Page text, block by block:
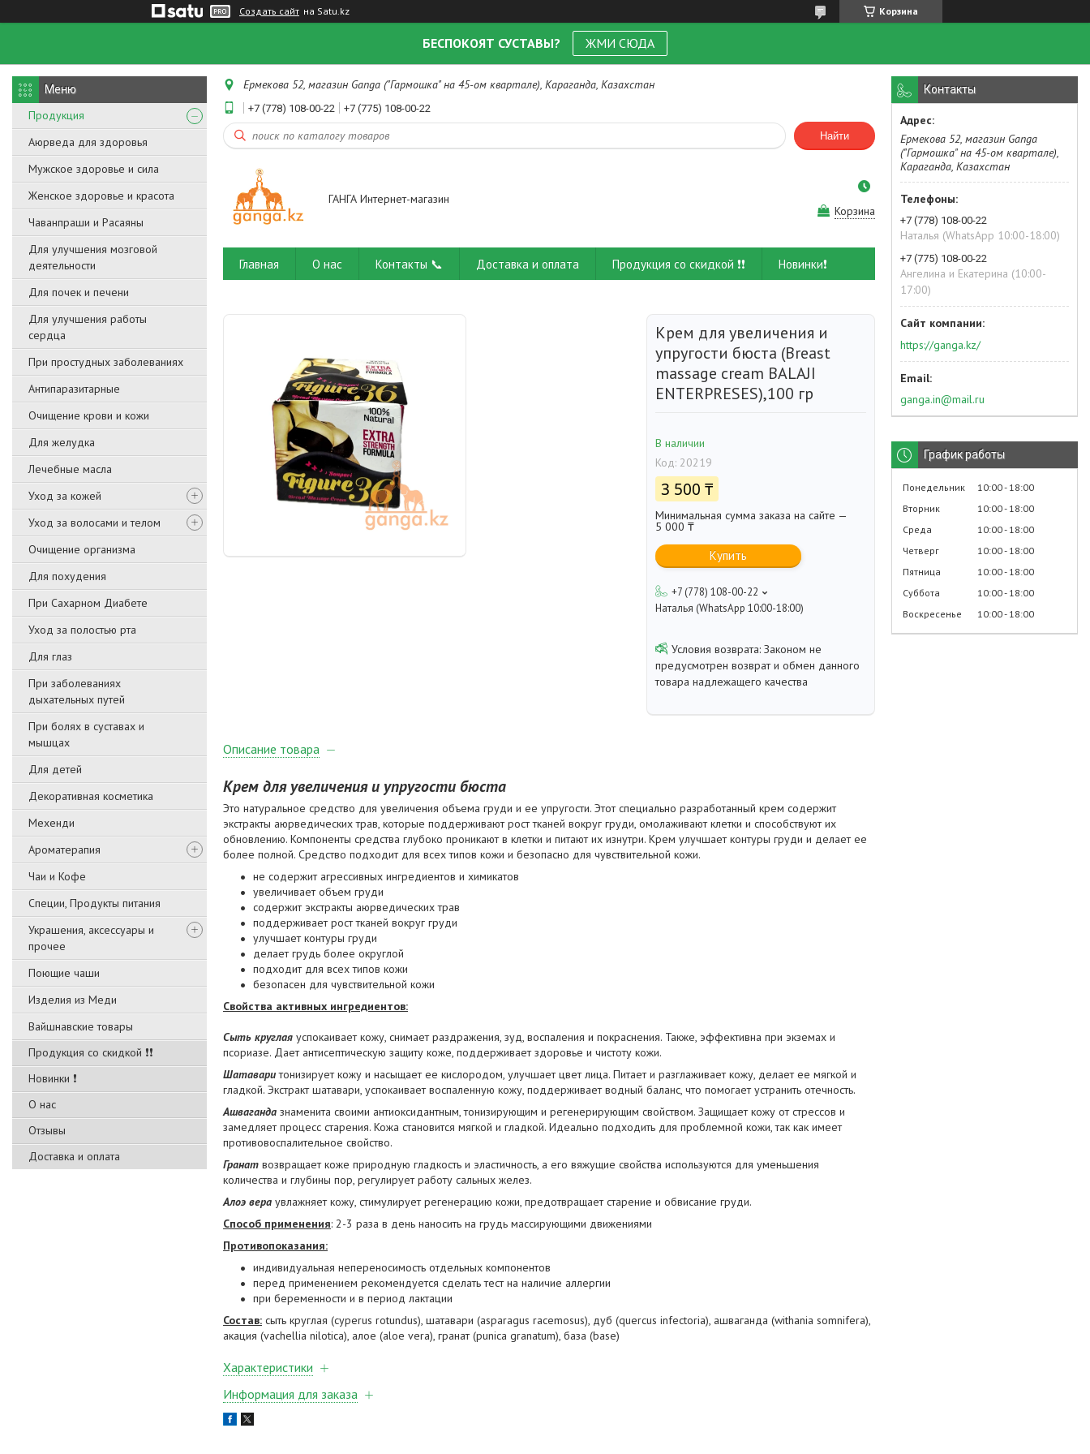
Создать сайт на Satu.kz Корзина
БЕСПОКОЯТ СУСТАВЫ? ЖМИ СЮДА
Продукция
Аюрведа для здоровья
Мужское здоровье и сила
Женское здоровье и красота
Чаванпраши и Расаяны
Для улучшения мозговой
деятельности
Для почек и печени
Для улучшения работы
сердца
При простудных заболеваниях
Антипаразитарные
Очищение крови и кожи
Для желудка
Лечебные масла
Уход за кожей
Уход за волосами и телом
Очищение организма
Для похудения
При Сахарном Диабете
Уход за полостью рта
Для глаз
При заболеваниях
дыхательных путей
При болях в суставах и
мышцах
Для детей
Декоративная косметика
Мехенди
Ароматерапия
Чаи и Кофе
Специи, Продукты питания
Украшения, аксессуары и
прочее
Поющие чаши
Изделия из Меди
Вайшнавские товары
Продукция со скидкой ❗❗
Новинки ❗
О нас
Отзывы
Доставка и оплата
Ермекова 52, магазин Ganga ("Гармошка" на 45-ом квартале), Караганда, Казахстан
+7 (778) 108-00-22 +7 (775) 108-00-22
Найти
ГАНГА Интернет-магазин
Корзина
Главная О нас Контакты 📞 Доставка и оплата Продукция со скидкой ❗❗ Новинки❗
Крем для увеличения и
упругости бюста (Breast
massage cream BALAJI
ENTERPRESES),100 гр
В наличии
Код: 20219
3 500 ₸
Минимальная сумма заказа на сайте —
5 000 ₸
Купить
+7 (778) 108-00-22
Наталья (WhatsApp 10:00-18:00)
Законом не
предусмотрен возврат и обмен данного
товара надлежащего качества
Описание товара
Крем для увеличения и упругости бюста
Это натуральное средство для увеличения объема груди и ее упругости. Этот специально разработанный крем содержит
экстракты аюрведических трав, которые поддерживают рост тканей вокруг груди, омолаживают клетки и способствуют их
обновлению. Компоненты средства глубоко проникают в клетки и питают их изнутри. Крем улучшает контуры груди и делает ее
более полной. Средство подходит для всех типов кожи и безопасно для чувствительной кожи.
не содержит агрессивных ингредиентов и химикатов
увеличивает объем груди
содержит экстракты аюрведических трав
поддерживает рост тканей вокруг груди
улучшает контуры груди
делает грудь более округлой
подходит для всех типов кожи
безопасен для чувствительной кожи
Свойства активных ингредиентов:
Сыть круглая успокаивает кожу, снимает раздражения, зуд, воспаления и покраснения. Также, эффективна при экземах и
псориазе. Дает антисептическую защиту коже, поддерживает здоровье и чистоту кожи.
Шатаваритонизирует кожу и насыщает ее кислородом, улучшает цвет лица. Питает и разглаживает кожу, делает ее мягкой и
гладкой. Экстракт шатавари, успокаивает воспаленную кожу, поддерживает водный баланс, что помогает устранить отечность.
Ашваганда знаменита своими антиоксидантным, тонизирующим и регенерирующим свойством. Защищает кожу от стрессов и
замедляет процесс старения. Кожа становится мягкой и гладкой. Идеально подходить для проблемной кожи, так как имеет
противовоспалительное свойство.
Гранат возвращает коже природную гладкость и эластичность, а его вяжущие свойства используются для уменьшения
количества и глубины пор, регулирует работу сальных желез.
Алоэ вера увлажняет кожу, стимулирует регенерацию кожи, предотвращает старение и обвисание груди.
Способ применения: 2-3 раза в день наносить на грудь массирующими движениями
Противопоказания:
индивидуальная непереносимость отдельных компонентов
перед применением рекомендуется сделать тест на наличие аллергии
при беременности и в период лактации
Состав: сыть круглая (cyperus rotundus), шатавари (asparagus racemosus), дуб (quercus infectoria), ашваганда (withania somnifera),
акация (vachellia nilotica), алое (aloe vera), гранат (punica granatum), база (base)
Характеристики
Информация для заказа
Контакты
Ермекова 52, магазин Ganga
("Гармошка" на 45-ом квартале),
Караганда, Казахстан
+7 (778) 108-00-22
Наталья (WhatsApp 10:00-18:00)
+7 (775) 108-00-22
Ангелина и Екатерина (10:00-
17:00)
https://ganga.kz/
ganga.in@mail.ru
График работы
Понедельник 10:00 18:00
Вторник
10:00 18:00
Среда
10:00 18:00
Четверг
10:00 18:00
Пятница
10:00 18:00
Суббота
10:00 18:00
Воскресенье
10:00 18:00